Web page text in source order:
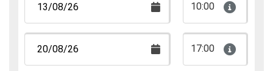
10:00
17:00